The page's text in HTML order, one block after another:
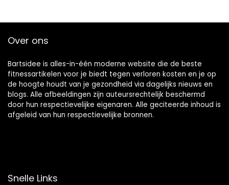
Over ons
Bartsidee is alles-in-één moderne website die de beste
fitnessartikelen voor je biedt tegen verloren kosten en je op
de hoogte houdt van je gezondheid via dagelijks nieuws en
blogs. Alle afbeeldingen zijn auteursrechtelijk beschermd
door hun respectievelijke eigenaren. Alle geciteerde inhoud is
afgeleid van hun respectievelijke bronnen.
Snelle Links